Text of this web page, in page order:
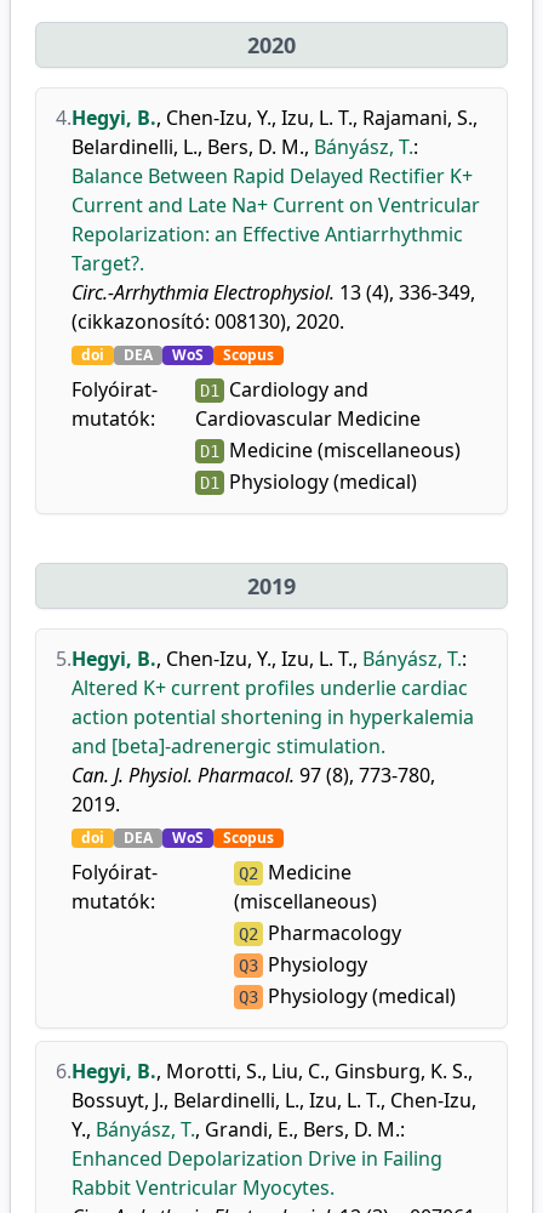
2020
4.Hegyi, B., Chen-Izu, Y., Izu, L. T., Rajamani, S.,
Belardinelli, L., Bers, D. M., Bányász, T.:
Balance Between Rapid Delayed Rectifier K+
Current and Late Na+ Current on Ventricular
Repolarization: an Effective Antiarrhythmic
Target?.
Circ.-Arrhythmia Electrophysiol. 13 (4), 336-349,
(cikkazonosító: 008130), 2020.
doi DEA WoS Scopus
Folyóirat-
mutatók:
D1 Cardiology and
Cardiovascular Medicine
D1 Medicine (miscellaneous)
D1 Physiology (medical)
2019
5.Hegyi, B., Chen-Izu, Y., Izu, L. T., Bányász, T.:
Altered K+ current profiles underlie cardiac
action potential shortening in hyperkalemia
and [beta]-adrenergic stimulation.
Can. J. Physiol. Pharmacol. 97 (8), 773-780,
2019.
doi DEA WoS Scopus
Folyóirat-
mutatók:
Q2 Medicine
(miscellaneous)
Q2 Pharmacology
Q3 Physiology
Q3 Physiology (medical)
6.Hegyi, B., Morotti, S., Liu, C., Ginsburg, K. S.,
Bossuyt, J., Belardinelli, L., Izu, L. T., Chen-Izu,
Y., Bányász, T., Grandi, E., Bers, D. M.:
Enhanced Depolarization Drive in Failing
Rabbit Ventricular Myocytes.